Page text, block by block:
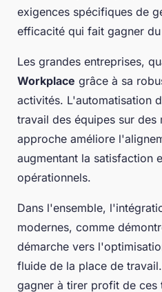
exigences spécifiques de
efficacité qui fait gagner
Les grandes entreprises,
Workplace grâce à sa
activités. L'automatisation
travail des équipes sur
approche améliore
augmentant la satisfaction
opérationnels.
Dans l'ensemble,
modernes, comme
démarche vers
fluide de la place de
gagner à tirer profit de ces